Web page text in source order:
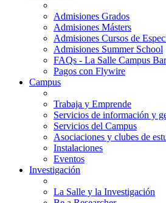
Admisiones Grados
Admisiones Másters
Admisiones Cursos de
Admisiones Summer School
FAQs - La Salle Campus
Pagos con Flywire
Campus
Trabaja y Emprende
Servicios de información y
Servicios del Campus
Asociaciones y clubes de
Instalaciones
Eventos
Investigación
La Salle y la Investigación